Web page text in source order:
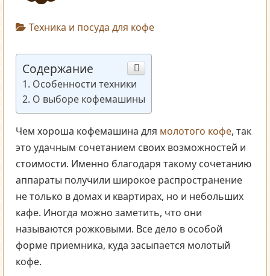
Техника и посуда для кофе
Содержание
Особенности техники
О выборе кофемашины
Чем хороша кофемашина для молотого кофе, так
это удачным сочетанием своих возможностей и
стоимости. Именно благодаря такому сочетанию
аппараты получили широкое распространение
не только в домах и квартирах, но и небольших
кафе. Иногда можно заметить, что они
называются рожковыми. Все дело в особой
форме приемника, куда засыпается молотый
кофе.